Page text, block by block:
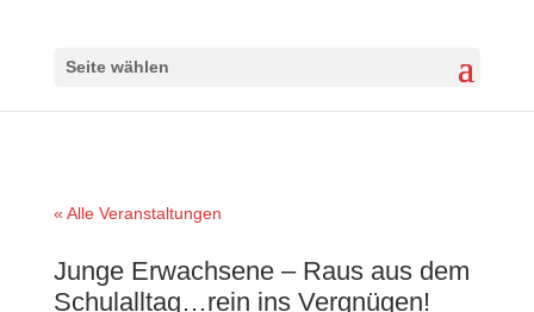
Seite wählen
« Alle Veranstaltungen
Junge Erwachsene – Raus aus dem
Schulalltag…rein ins Vergnügen!